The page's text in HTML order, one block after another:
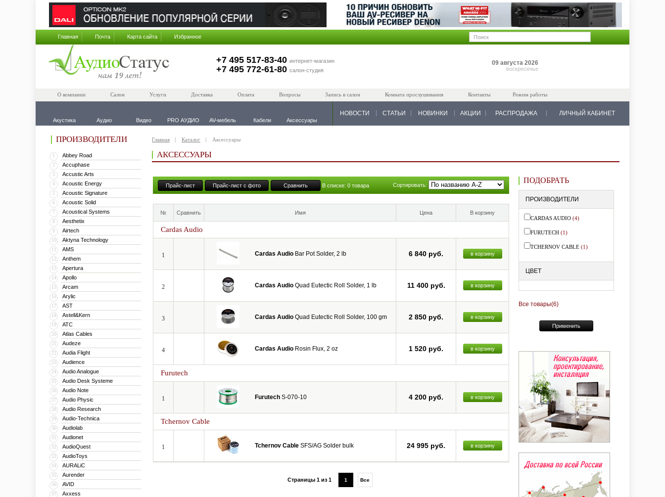
Главная Почта Карта сайта Избранное
+7 495 517-83-40 интернет-магазин
+7 495 772-61-80 салон-студия
09 августа 2026
воскресенье
О компании Салон Услуги Доставка Оплата Вопросы Запись в салон Комната прослушивания Контакты Режим работы
Акустика Аудио Видео PRO АУДИО AV-мебель Кабели Аксессуары
НОВОСТИ СТАТЬИ НОВИНКИ АКЦИИ РАСПРОДАЖА ЛИЧНЫЙ КАБИНЕТ
ПРОИЗВОДИТЕЛИ
1 Abbey Road
2 Accuphase
3 Accustic Arts
4 Acoustic Energy
5 Acoustic Signature
6 Acoustic Solid
7 Acoustical Systems
8 Aesthetix
9 Airtech
10 Aktyna Technology
11 AMS
12 Anthem
13 Apertura
14 Apollo
15 Arcam
16 Arylic
17 AST
18 Astell&Kern
19 ATC
20 Atlas Cables
21 Audeze
22 Audia Flight
23 Audience
24 Audio Analogue
25 Audio Desk Systeme
26 Audio Note
27 Audio Physic
28 Audio Research
29 Audio-Technica
30 Audiolab
31 Audionet
32 AudioQuest
33 AudioToys
34 AURALiC
35 Aurender
36 AVID
37 Axxess
Главная Каталог Аксессуары
АКСЕССУАРЫ
Прайс-лист Прайс-лист с фото Сравнить В списке: 0 товара Сортировать:
№ Сравнить Имя Цена В корзину
Cardas Audio
1 Cardas Audio Bar Pot Solder, 2 lb 6 840 руб. в корзину
2 Cardas Audio Quad Eutectic Roll Solder, 1 lb 11 400 руб. в корзину
3 Cardas Audio Quad Eutectic Roll Solder, 100 gm 2 850 руб. в корзину
4 Cardas Audio Rosin Flux, 2 oz 1 520 руб. в корзину
Furutech
1 Furutech S-070-10 4 200 руб. в корзину
Tchernov Cable
1 Tchernov Cable SFS/AG Solder bulk 24 995 руб. в корзину
Страницы 1 из 1 1 Все
ПОДОБРАТЬ
ПРОИЗВОДИТЕЛИ
CARDAS AUDIO (4)
FURUTECH (1)
TCHERNOV CABLE (1)
ЦВЕТ
Все товары(6)
Применить